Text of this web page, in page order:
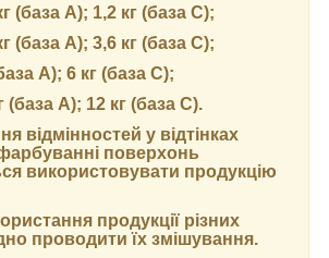
(база А); 1,2 кг (база С);
(база А); 3,6 кг (база C);
А); 6 кг (база С);
(база А); 12 кг (база С).
відмінностей у відтінках
поверхонь
використовувати продукцію
продукції різних
проводити їх змішування.